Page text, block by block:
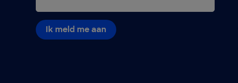
Ik meld me aan